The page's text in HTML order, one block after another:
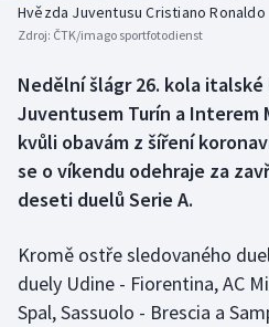
Boby a skeleton
Box
Curling
Futsal
AZ kvíz
Hvězda Juventusu Cristiano Ronaldo
Zdroj: ČTK/imago sportfotodienst
Nedělní šlágr 26. kola
Juventusem Turín a Interem
kvůli obavám z šíření
se o víkendu odehraje za
deseti duelů Serie A.
Kromě ostře sledovaného
duely Udine - Fiorentina, AC
Spal, Sassuolo - Brescia a